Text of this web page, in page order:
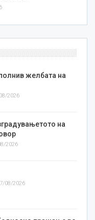
желбата на
2026
на
2026
08/2026